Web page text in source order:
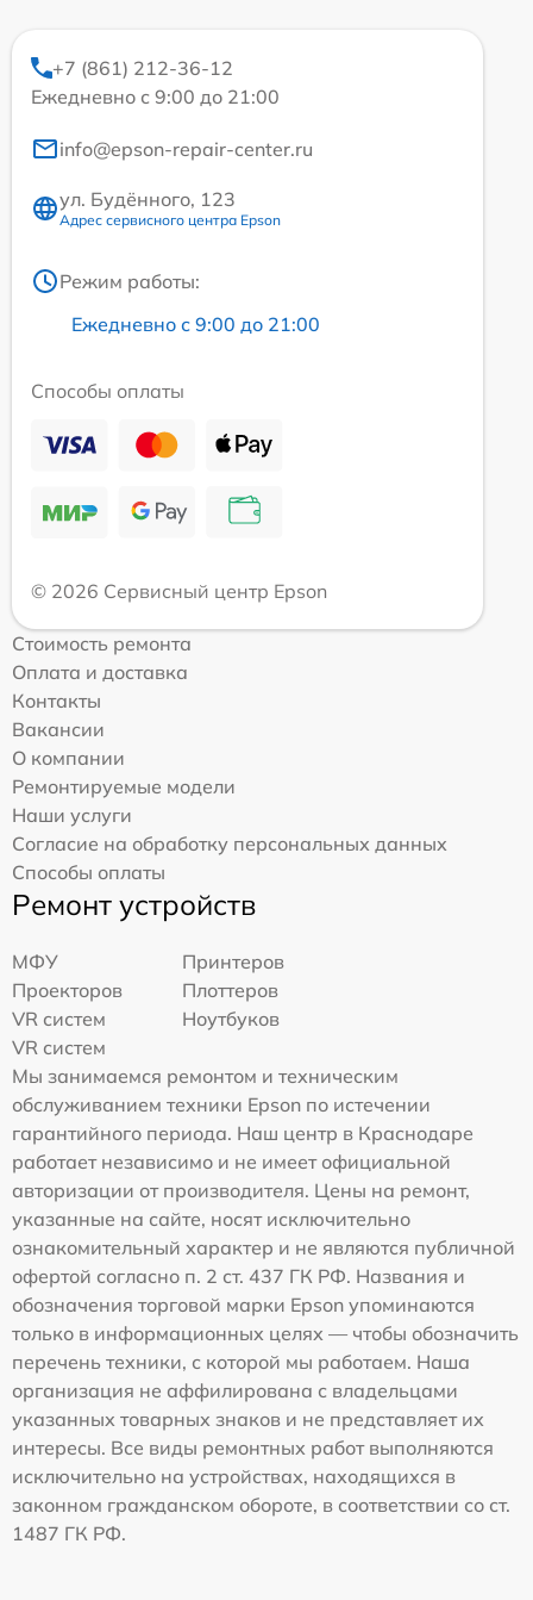
+7 (861) 212-36-12
Ежедневно с 9:00 до 21:00
info@epson-repair-center.ru
ул. Будённого, 123
Адрес сервисного центра Epson
Режим работы:
Ежедневно с 9:00 до 21:00
Способы оплаты
© 2026 Сервисный центр Epson
Стоимость ремонта
Оплата и доставка
Контакты
Вакансии
О компании
Ремонтируемые модели
Наши услуги
Согласие на обработку персональных данных
Способы оплаты
Ремонт устройств
МФУ
Принтеров
Проекторов
Плоттеров
VR систем
Ноутбуков
VR систем
Мы занимаемся ремонтом и техническим
обслуживанием техники Epson по истечении
гарантийного периода. Наш центр в Краснодаре
работает независимо и не имеет официальной
авторизации от производителя. Цены на ремонт,
указанные на сайте, носят исключительно
ознакомительный характер и не являются публичной
офертой согласно п. 2 ст. 437 ГК РФ. Названия и
обозначения торговой марки Epson упоминаются
только в информационных целях — чтобы обозначить
перечень техники, с которой мы работаем. Наша
организация не аффилирована с владельцами
указанных товарных знаков и не представляет их
интересы. Все виды ремонтных работ выполняются
исключительно на устройствах, находящихся в
законном гражданском обороте, в соответствии со ст.
1487 ГК РФ.